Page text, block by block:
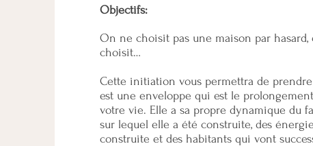
Objectifs:
On ne choisit pas une maison par hasard,
choisit…
Cette initiation vous permettra de
est une enveloppe qui est le
votre vie. Elle a sa propre dynamique du
sur lequel elle a été construite, des
construite et des habitants qui vont